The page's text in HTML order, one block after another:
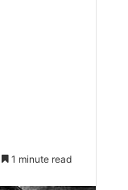
1 minute read